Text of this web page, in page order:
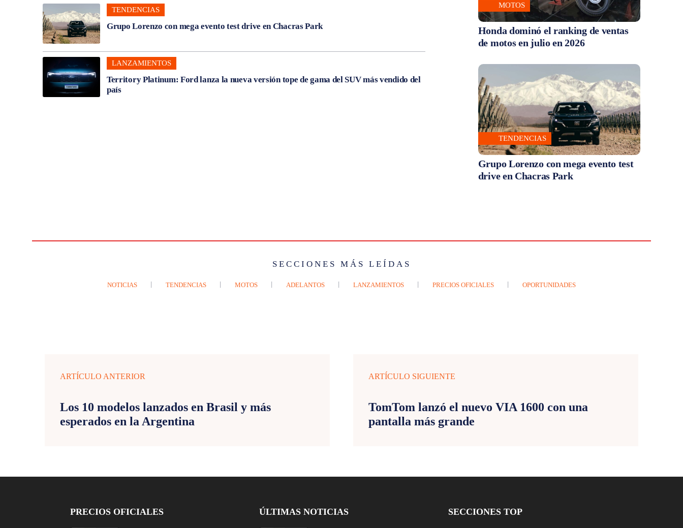
TENDENCIAS
Grupo Lorenzo con mega evento test drive en Chacras Park
LANZAMIENTOS
Territory Platinum: Ford lanza la nueva versión tope de gama del SUV más vendido del
país
MOTOS
Honda dominó el ranking de ventas
de motos en julio en 2026
TENDENCIAS
Grupo Lorenzo con mega evento test
drive en Chacras Park
SECCIONES MÁS LEÍDAS
NOTICIAS TENDENCIAS MOTOS ADELANTOS LANZAMIENTOS PRECIOS OFICIALES OPORTUNIDADES
ARTÍCULO ANTERIOR
Los 10 modelos lanzados en Brasil y más
esperados en la Argentina
ARTÍCULO SIGUIENTE
TomTom lanzó el nuevo VIA 1600 con una
pantalla más grande
PRECIOS OFICIALES ÚLTIMAS NOTICIAS SECCIONES TOP